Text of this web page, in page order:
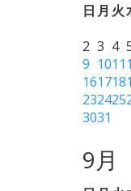
日 月 火
2 3 4
9 1011
161718
232425
3031
9月